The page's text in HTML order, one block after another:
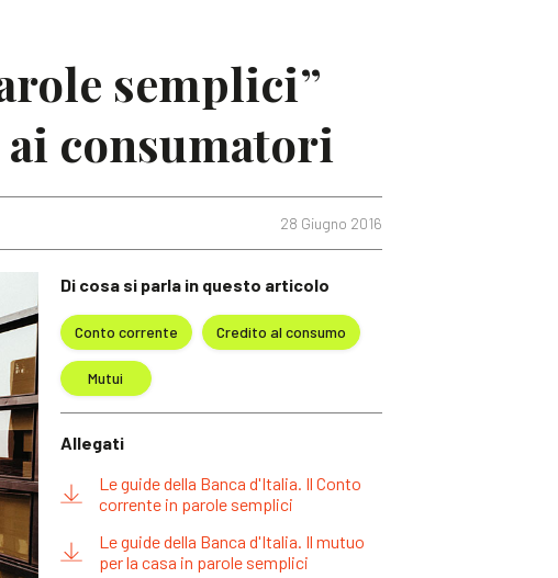
semplici”
consumatori
28 Giugno 2016
Di cosa si parla in questo articolo
Conto corrente Credito al consumo
Mutui
Allegati
Le guide della Banca d'Italia. Il Conto
corrente in parole semplici
Le guide della Banca d'Italia. Il mutuo
per la casa in parole semplici